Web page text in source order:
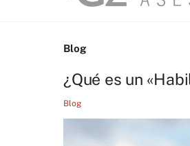
Blog
¿Qué es un
Blog